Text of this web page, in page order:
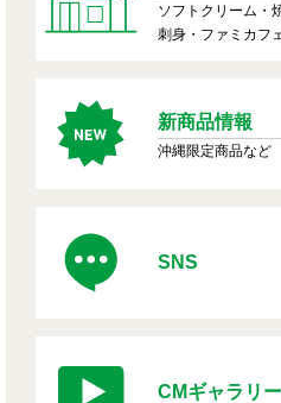
ソフトクリーム・
刺身・ファミカフ
新商品情報
沖縄限定商品など
SNS
CMギャラリー